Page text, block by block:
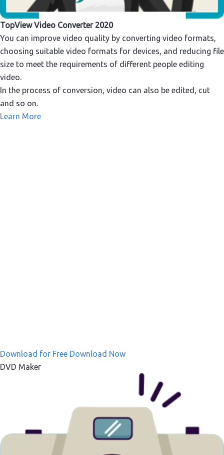
TopView Video Converter 2020
You can improve video quality by converting video formats,
choosing suitable video formats for devices, and reducing file
size to meet the requirements of different people editing
video.
In the process of conversion, video can also be edited, cut
and so on.
Learn More
Download for Free Download Now
DVD Maker